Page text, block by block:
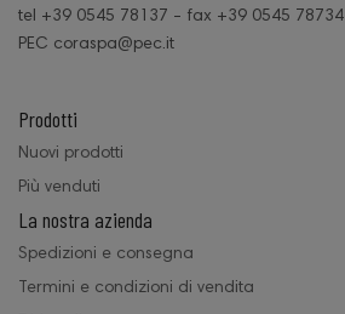
tel +39 0545 78137 - fax +39 0545 78734
PEC coraspa@pec.it
Prodotti
Nuovi prodotti
Più venduti
La nostra azienda
Spedizioni e consegna
Termini e condizioni di vendita